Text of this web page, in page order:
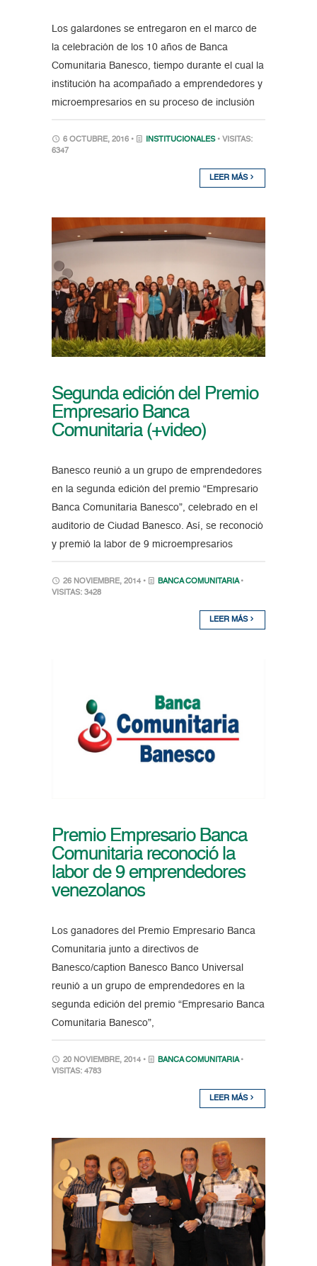
Los galardones se entregaron en el marco de
la celebración de los 10 años de Banca
Comunitaria Banesco, tiempo durante el cual la
institución ha acompañado a emprendedores y
microempresarios en su proceso de inclusión
6 OCTUBRE, 2016 • INSTITUCIONALES • VISITAS:
6347
LEER MÁS
Segunda edición del Premio
Empresario Banca
Comunitaria (+video)
Banesco reunió a un grupo de emprendedores
en la segunda edición del premio “Empresario
Banca Comunitaria Banesco”, celebrado en el
auditorio de Ciudad Banesco. Así, se reconoció
y premió la labor de 9 microempresarios
26 NOVIEMBRE, 2014 • BANCA COMUNITARIA •
VISITAS: 3428
LEER MÁS
Premio Empresario Banca
Comunitaria reconoció la
labor de 9 emprendedores
venezolanos
Los ganadores del Premio Empresario Banca
Comunitaria junto a directivos de
Banesco/caption Banesco Banco Universal
reunió a un grupo de emprendedores en la
segunda edición del premio “Empresario Banca
Comunitaria Banesco”,
20 NOVIEMBRE, 2014 • BANCA COMUNITARIA •
VISITAS: 4783
LEER MÁS